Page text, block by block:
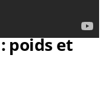
poids et